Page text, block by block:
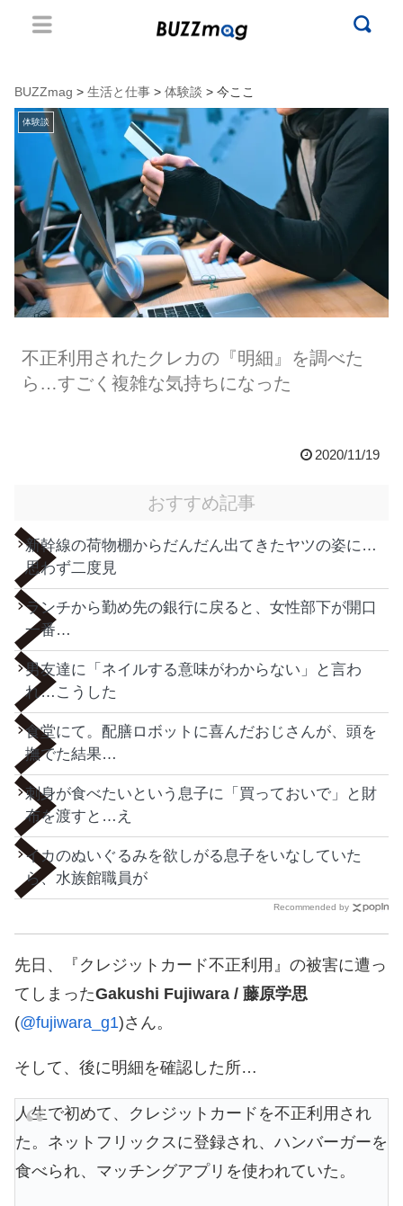
BUZZmag > 生活と仕事 > 体験談 > 今ここ
体験談
不正利用されたクレカの『明細』を調べた
ら…すごく複雑な気持ちになった
2020/11/19
おすすめ記事
新幹線の荷物棚からだんだん出てきたヤツの姿に…
思わず二度見
ランチから勤め先の銀行に戻ると、女性部下が開口
一番…
男友達に「ネイルする意味がわからない」と言わ
れ…こうした
食堂にて。配膳ロボットに喜んだおじさんが、頭を
撫でた結果…
刺身が食べたいという息子に「買っておいで」と財
布を渡すと…え
イカのぬいぐるみを欲しがる息子をいなしていた
ら、水族館職員が
Recommended by
先日、『クレジットカード不正利用』の被害に遭っ
てしまったGakushi Fujiwara / 藤原学思
(@fujiwara_g1)さん。
そして、後に明細を確認した所…
人生で初めて、クレジットカードを不正利用され
た。ネットフリックスに登録され、ハンバーガーを
食べられ、マッチングアプリを使われていた。